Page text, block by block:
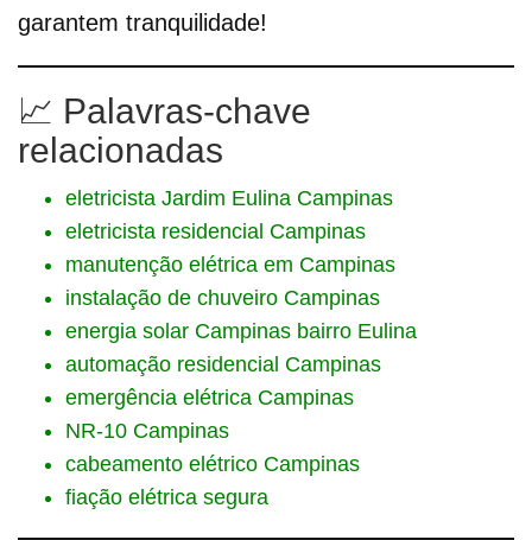
garantem tranquilidade!
📈 Palavras-chave
relacionadas
eletricista Jardim Eulina Campinas
eletricista residencial Campinas
manutenção elétrica em Campinas
instalação de chuveiro Campinas
energia solar Campinas bairro Eulina
automação residencial Campinas
emergência elétrica Campinas
NR-10 Campinas
cabeamento elétrico Campinas
fiação elétrica segura